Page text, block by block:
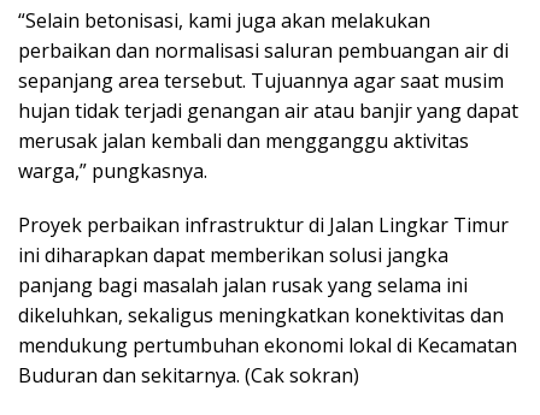
“Selain betonisasi, kami juga akan melakukan
perbaikan dan normalisasi saluran pembuangan air di
sepanjang area tersebut. Tujuannya agar saat musim
hujan tidak terjadi genangan air atau banjir yang dapat
merusak jalan kembali dan mengganggu aktivitas
warga,” pungkasnya.
Proyek perbaikan infrastruktur di Jalan Lingkar Timur
ini diharapkan dapat memberikan solusi jangka
panjang bagi masalah jalan rusak yang selama ini
dikeluhkan, sekaligus meningkatkan konektivitas dan
mendukung pertumbuhan ekonomi lokal di Kecamatan
Buduran dan sekitarnya. (Cak sokran)